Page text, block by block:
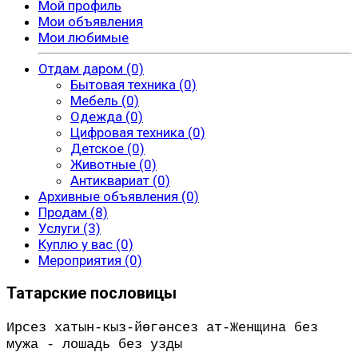
Мой профиль
Мои объявления
Мои любимые
Отдам даром (0)
Бытовая техника (0)
Мебель (0)
Одежда (0)
Цифровая техника (0)
Детское (0)
Животные (0)
Антиквариат (0)
Архивные объявления (0)
Продам (8)
Услуги (3)
Куплю у вас (0)
Мероприятия (0)
Татарские пословицы
Ирсез хатын-кыз-йөгәнсез ат-Женщина без
мужа - лошадь без узды